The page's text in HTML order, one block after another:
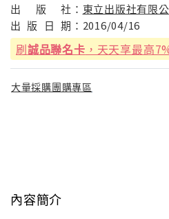
出
版 社： 東立出版社有限
出 版 日 期： 2016/04/16
刷誠品聯名卡 ，天天享最高
大量採購團購專區
內容簡介